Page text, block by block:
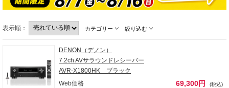
表示順： カテゴリー 絞り込む
DENON（デノン）
7.2ch AVサラウンドレシーバー
AVR-X1800HK ブラック
Web価格
69,300円 (税込)